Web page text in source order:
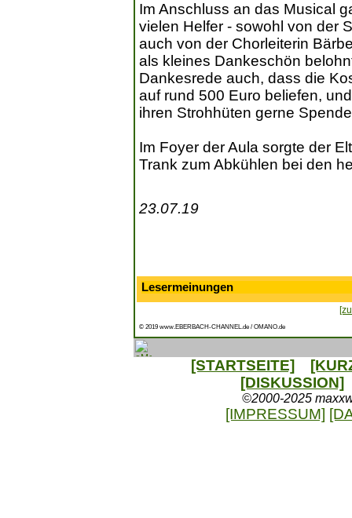
Im Anschluss an das Musical
vielen Helfer - sowohl von der
auch von der Chorleiterin
als kleines Dankeschön
Dankesrede auch, dass die
auf rund 500 Euro beliefen,
ihren Strohhüten gerne
Im Foyer der Aula sorgte der
Trank zum Abkühlen bei den
23.07.19
Lesermeinungen
© 2019 www.EBERBACH-CHANNEL.de / OMANO.de
[STARTSEITE]
[DISKUSSION]
©2000-2025
[IMPRESSUM]